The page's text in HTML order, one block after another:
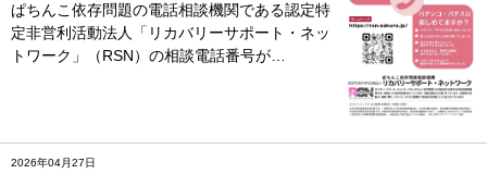
ぱちんこ依存問題の電話相談機関である認定特
定非営利活動法人「リカバリーサポート・ネッ
トワーク」（RSN）の相談電話番号が…
2026年04月27日